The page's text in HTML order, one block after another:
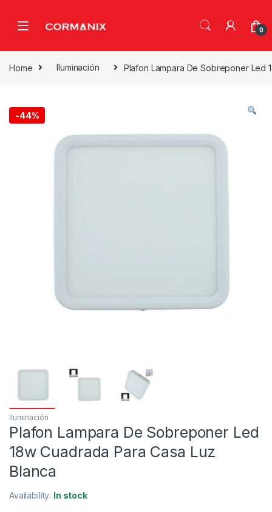
0
Home Iluminación Plafon Lampara De Sobreponer Led
-44%
Iluminación
Plafon Lampara De Sobreponer Led
18w Cuadrada Para Casa Luz
Blanca
Availability: In stock